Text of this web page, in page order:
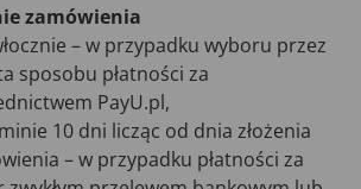
zamówienia
– w przypadku wyboru przez
sposobu płatności za
PayU.pl,
10 dni licząc od dnia złożenia
– w przypadku płatności za